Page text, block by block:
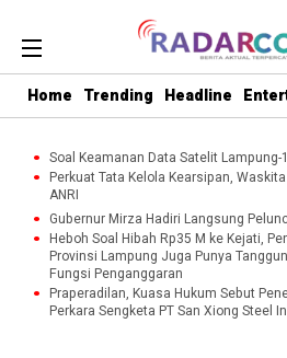
Home Trending Headline
Soal Keamanan Data Satelit Lampung-
Perkuat Tata Kelola Kearsipan,
ANRI
Gubernur Mirza Hadiri Langsung
Heboh Soal Hibah Rp35 M ke Kejati,
Provinsi Lampung Juga Punya
Fungsi Penganggaran
Praperadilan, Kuasa Hukum Sebut
Perkara Sengketa PT San Xiong Steel